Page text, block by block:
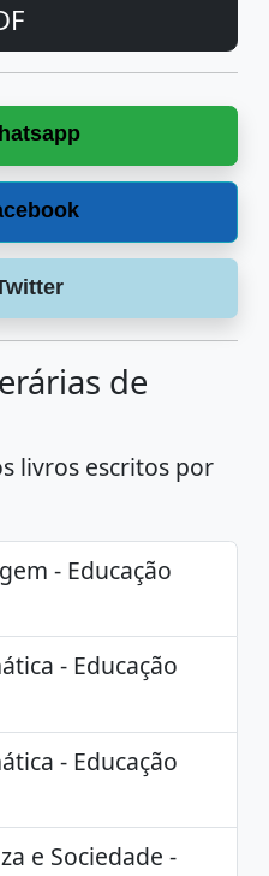
de
livros escritos por
- Educação
- Educação
- Educação
e Sociedade -